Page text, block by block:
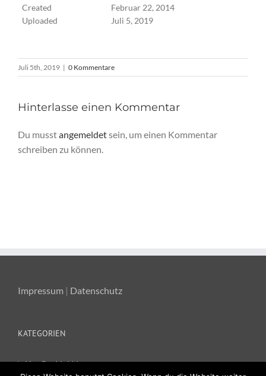
Created
Februar 22, 2014
Uploaded
Juli 5, 2019
Juli 5th, 2019 | 0 Kommentare
Hinterlasse einen Kommentar
Du musstangemeldetsein, um einen Kommentar
schreiben zu können.
Impressum | Datenschutz
KATEGORIEN
Ka-Ge-Hei News